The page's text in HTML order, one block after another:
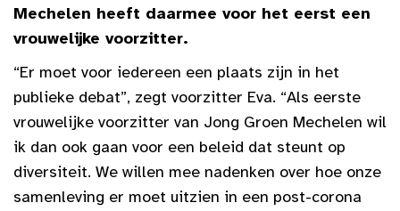
Mechelen heeft daarmee voor het eerst een
vrouwelijke voorzitter.
“Er moet voor iedereen een plaats zijn in het
publieke debat”, zegt voorzitter Eva. “Als eerste
vrouwelijke voorzitter van Jong Groen Mechelen wil
ik dan ook gaan voor een beleid dat steunt op
diversiteit. We willen mee nadenken over hoe onze
samenleving er moet uitzien in een post-corona